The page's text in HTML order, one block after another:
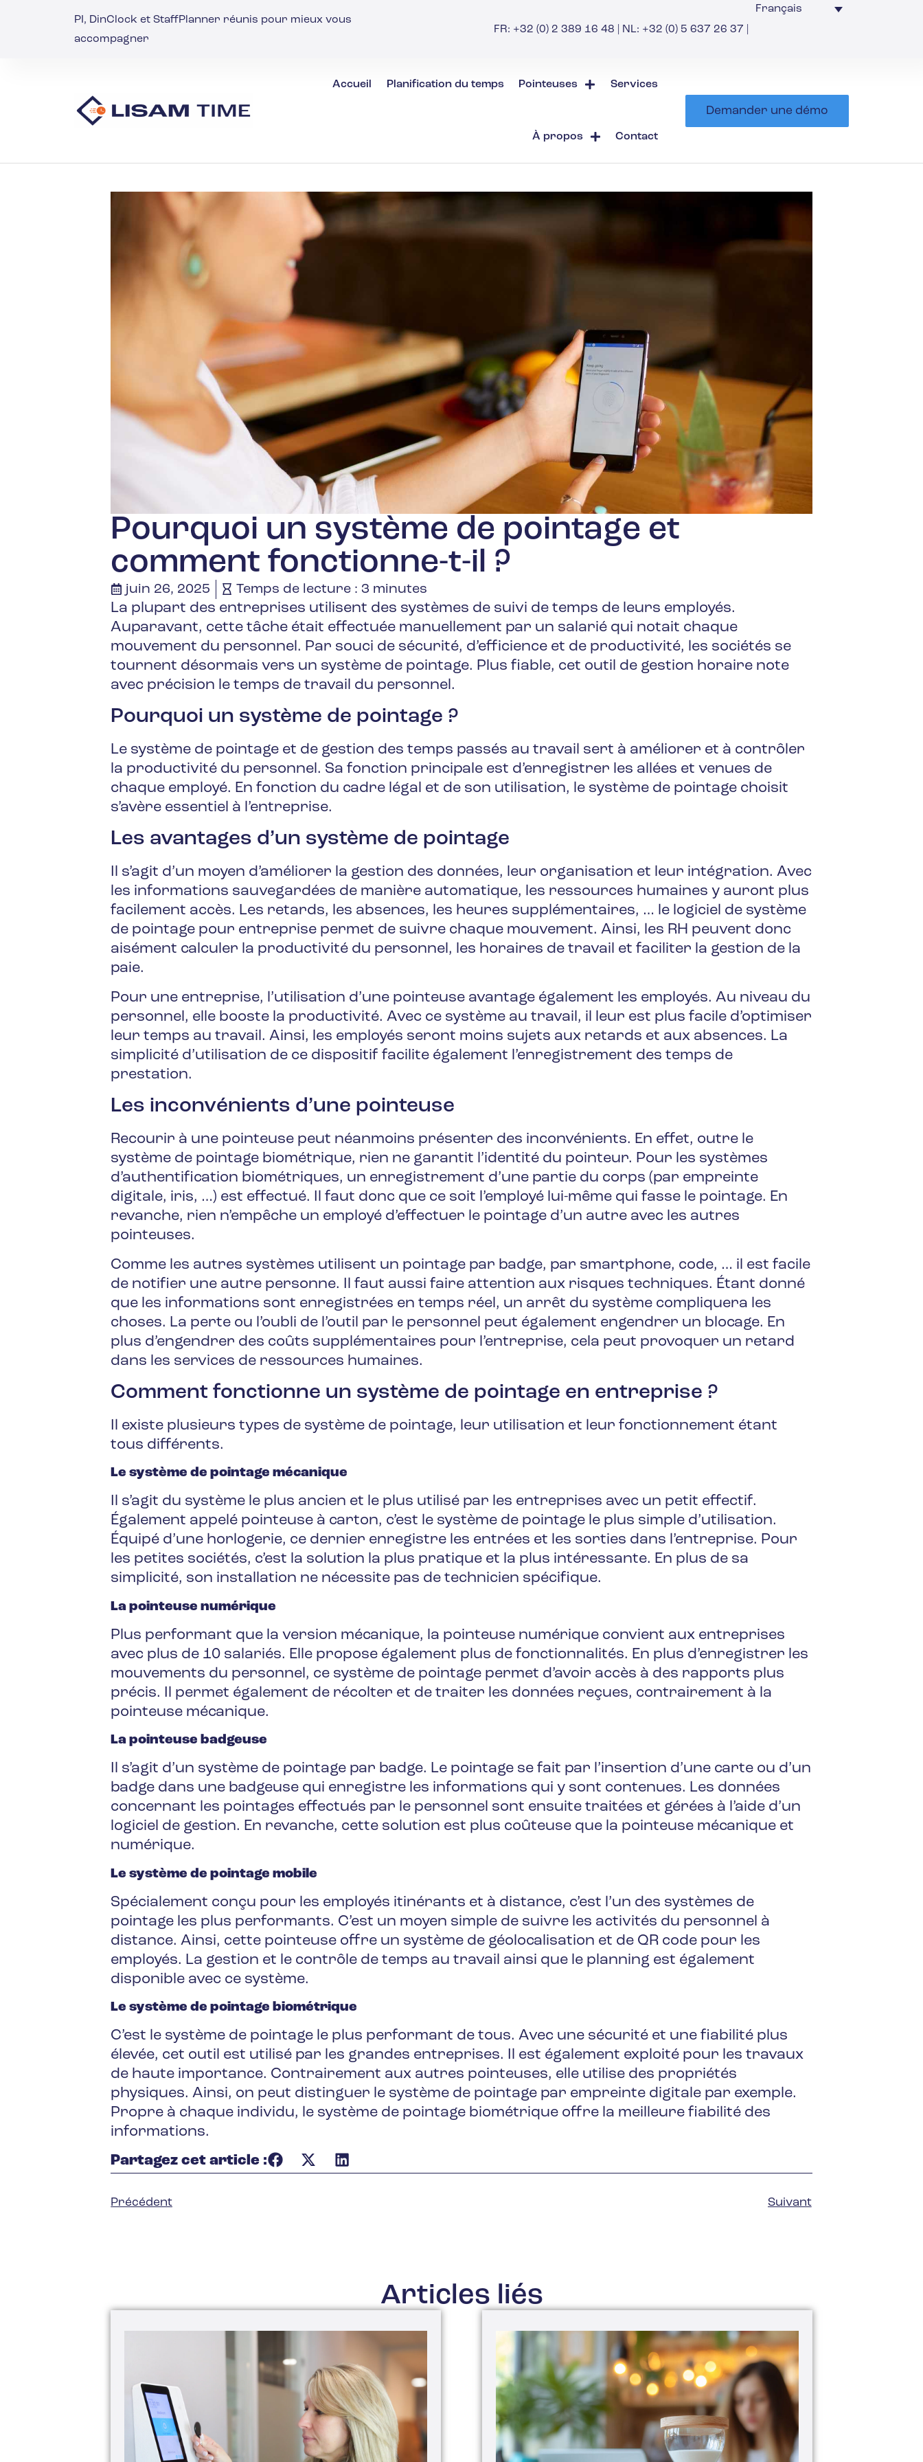
PI, DinClock et StaffPlanner réunis pour mieux vous
accompagner
FR: +32 (0) 2 389 16 48 | NL: +32 (0) 5 637 26 37 |
Français
Accueil Planification du temps Pointeuses Services
À propos Contact
Demander une démo
Pourquoi un système de pointage et
comment fonctionne-t-il ?
juin 26, 2025 Temps de lecture : 3 minutes
La plupart des entreprises utilisent des systèmes de suivi de temps de leurs employés.
Auparavant, cette tâche était effectuée manuellement par un salarié qui notait chaque
mouvement du personnel. Par souci de sécurité, d’efficience et de productivité, les sociétés se
tournent désormais vers un système de pointage. Plus fiable, cet outil de gestion horaire note
avec précision le temps de travail du personnel.
Pourquoi un système de pointage ?
Le système de pointage et de gestion des temps passés au travail sert à améliorer et à contrôler
la productivité du personnel. Sa fonction principale est d’enregistrer les allées et venues de
chaque employé. En fonction du cadre légal et de son utilisation, le système de pointage choisit
s’avère essentiel à l’entreprise.
Les avantages d’un système de pointage
Il s’agit d’un moyen d’améliorer la gestion des données, leur organisation et leur intégration. Avec
les informations sauvegardées de manière automatique, les ressources humaines y auront plus
facilement accès. Les retards, les absences, les heures supplémentaires, … le logiciel de système
de pointage pour entreprise permet de suivre chaque mouvement. Ainsi, les RH peuvent donc
aisément calculer la productivité du personnel, les horaires de travail et faciliter la gestion de la
paie.
Pour une entreprise, l’utilisation d’une pointeuse avantage également les employés. Au niveau du
personnel, elle booste la productivité. Avec ce système au travail, il leur est plus facile d’optimiser
leur temps au travail. Ainsi, les employés seront moins sujets aux retards et aux absences. La
simplicité d’utilisation de ce dispositif facilite également l’enregistrement des temps de
prestation.
Les inconvénients d’une pointeuse
Recourir à une pointeuse peut néanmoins présenter des inconvénients. En effet, outre le
système de pointage biométrique, rien ne garantit l’identité du pointeur. Pour les systèmes
d’authentification biométriques, un enregistrement d’une partie du corps (par empreinte
digitale, iris, …) est effectué. Il faut donc que ce soit l’employé lui-même qui fasse le pointage. En
revanche, rien n’empêche un employé d’effectuer le pointage d’un autre avec les autres
pointeuses.
Comme les autres systèmes utilisent un pointage par badge, par smartphone, code, … il est facile
de notifier une autre personne. Il faut aussi faire attention aux risques techniques. Étant donné
que les informations sont enregistrées en temps réel, un arrêt du système compliquera les
choses. La perte ou l’oubli de l’outil par le personnel peut également engendrer un blocage. En
plus d’engendrer des coûts supplémentaires pour l’entreprise, cela peut provoquer un retard
dans les services de ressources humaines.
Comment fonctionne un système de pointage en entreprise ?
Il existe plusieurs types de système de pointage, leur utilisation et leur fonctionnement étant
tous différents.
Le système de pointage mécanique
Il s’agit du système le plus ancien et le plus utilisé par les entreprises avec un petit effectif.
Également appelé pointeuse à carton, c’est le système de pointage le plus simple d’utilisation.
Équipé d’une horlogerie, ce dernier enregistre les entrées et les sorties dans l’entreprise. Pour
les petites sociétés, c’est la solution la plus pratique et la plus intéressante. En plus de sa
simplicité, son installation ne nécessite pas de technicien spécifique.
La pointeuse numérique
Plus performant que la version mécanique, la pointeuse numérique convient aux entreprises
avec plus de 10 salariés. Elle propose également plus de fonctionnalités. En plus d’enregistrer les
mouvements du personnel, ce système de pointage permet d’avoir accès à des rapports plus
précis. Il permet également de récolter et de traiter les données reçues, contrairement à la
pointeuse mécanique.
La pointeuse badgeuse
Il s’agit d’un système de pointage par badge. Le pointage se fait par l’insertion d’une carte ou d’un
badge dans une badgeuse qui enregistre les informations qui y sont contenues. Les données
concernant les pointages effectués par le personnel sont ensuite traitées et gérées à l’aide d’un
logiciel de gestion. En revanche, cette solution est plus coûteuse que la pointeuse mécanique et
numérique.
Le système de pointage mobile
Spécialement conçu pour les employés itinérants et à distance, c’est l’un des systèmes de
pointage les plus performants. C’est un moyen simple de suivre les activités du personnel à
distance. Ainsi, cette pointeuse offre un système de géolocalisation et de QR code pour les
employés. La gestion et le contrôle de temps au travail ainsi que le planning est également
disponible avec ce système.
Le système de pointage biométrique
C’est le système de pointage le plus performant de tous. Avec une sécurité et une fiabilité plus
élevée, cet outil est utilisé par les grandes entreprises. Il est également exploité pour les travaux
de haute importance. Contrairement aux autres pointeuses, elle utilise des propriétés
physiques. Ainsi, on peut distinguer le système de pointage par empreinte digitale par exemple.
Propre à chaque individu, le système de pointage biométrique offre la meilleure fiabilité des
informations.
Partagez cet article :
Précédent Suivant
Articles liés